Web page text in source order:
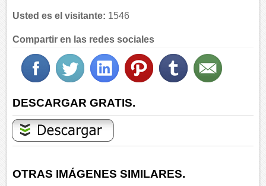
Usted es el visitante: 1546
Compartir en las redes sociales
DESCARGAR GRATIS.
OTRAS IMÁGENES SIMILARES.